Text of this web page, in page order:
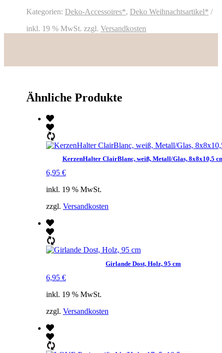
Kategorien: Deko-Accessoires*, Deko Weihnachtsartikel*
inkl. 19 % MwSt. zzgl. Versandkosten
Ähnliche Produkte
KerzenHalter ClairBlanc, weiß, Metall/Glas, 8x8x10,5
6,95 €
inkl. 19 % MwSt.
zzgl. Versandkosten
Girlande Dost, Holz, 95 cm
6,95 €
inkl. 19 % MwSt.
zzgl. Versandkosten